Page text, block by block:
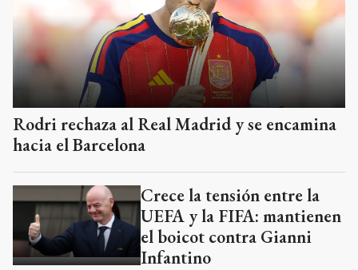
Rodri rechaza al Real Madrid y se encamina
hacia el Barcelona
Crece la tensión entre la
UEFA y la FIFA: mantienen
el boicot contra Gianni
Infantino